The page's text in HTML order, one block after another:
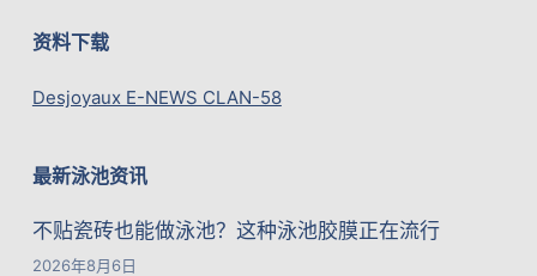
资料下载
Desjoyaux E-NEWS CLAN-58
最新泳池资讯
不贴瓷砖也能做泳池？这种泳池胶膜正在流行
2026年8月6日